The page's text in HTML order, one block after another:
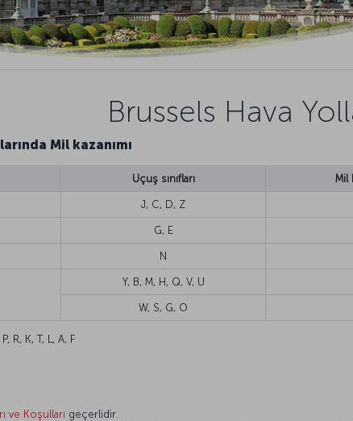
Brussels Hava
Mil kazanımı
Uçuş sınıfları Mil
J, C, D, Z
G, E
N
Y, B, M, H, Q, V, U
W, S, G, O
P, R, K, T, L, A, F
ve Koşulları geçerlidir.